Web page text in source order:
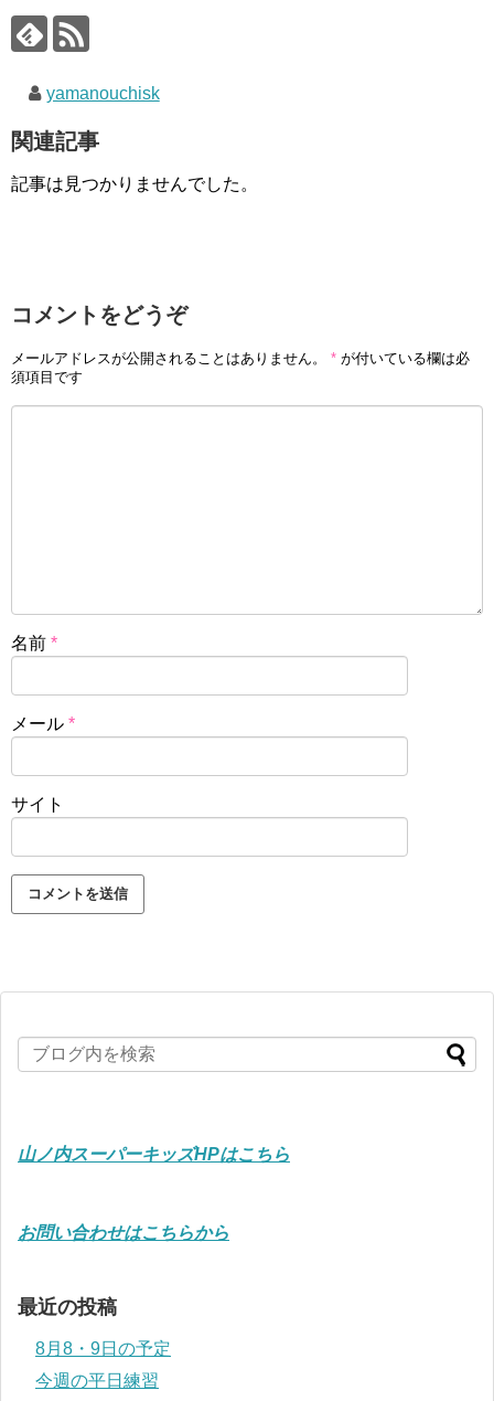
yamanouchisk
関連記事
記事は見つかりませんでした。
コメントをどうぞ
メールアドレスが公開されることはありません。 * が付いている欄は必
須項目です
名前 *
メール *
サイト
山ノ内スーパーキッズHPはこちら
お問い合わせはこちらから
最近の投稿
8月8・9日の予定
今週の平日練習